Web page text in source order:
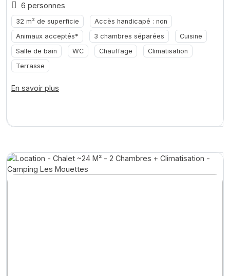
6 personnes
32 m² de superficie
Accès handicapé : non
Animaux acceptés*
3 chambres séparées
Cuisine
Salle de bain
WC Chauffage
Climatisation
Terrasse
En savoir plus